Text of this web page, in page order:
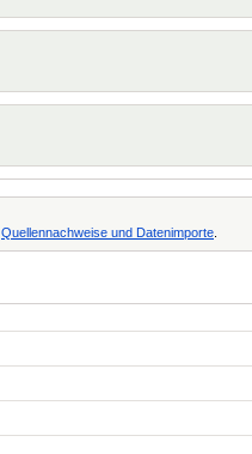
Quellennachweise und Datenimporte